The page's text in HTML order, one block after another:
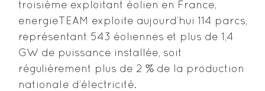
troisième exploitant éolien en France,
energieTEAM exploite aujourd’hui 114 parcs,
représentant 543 éoliennes et plus de 1,4
GW de puissance installée, soit
régulièrement plus de 2 % de la production
nationale d’électricité.